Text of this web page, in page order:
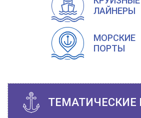
ЛАЙНЕРЫ
МОРСКИЕ
ПОРТЫ
ТЕМАТИЧЕСКИЕ